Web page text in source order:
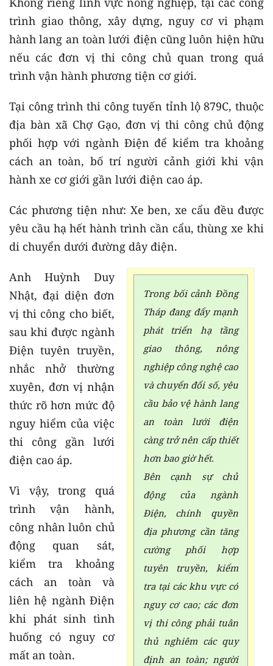
trình giao thông, xây dựng, nguy cơ vi phạm
hành lang an toàn lưới điện cũng luôn hiện hữu
nếu các đơn vị thi công chủ quan trong quá
trình vận hành phương tiện cơ giới.
Tại công trình thi công tuyến tỉnh lộ 879C, thuộc
địa bàn xã Chợ Gạo, đơn vị thi công chủ động
phối hợp với ngành Điện để kiểm tra khoảng
cách an toàn, bố trí người cảnh giới khi vận
hành xe cơ giới gần lưới điện cao áp.
Các phương tiện như: Xe ben, xe cẩu đều được
yêu cầu hạ hết hành trình cần cẩu, thùng xe khi
di chuyển dưới đường dây điện.
Trong bối cảnh Đồng
Tháp đang đẩy mạnh
phát triển hạ tầng
giao thông, nông
nghiệp công nghệ cao
và chuyển đổi số, yêu
cầu bảo vệ hành lang
an toàn lưới điện
càng trở nên cấp thiết
hơn bao giờ hết.
Bên cạnh sự chủ
động của ngành
Điện, chính quyền
địa phương cần tăng
cường phối hợp
tuyên truyền, kiểm
tra tại các khu vực có
nguy cơ cao; các đơn
vị thi công phải tuân
thủ nghiêm các quy
định an toàn; người
Anh Huỳnh Duy
Nhật, đại diện đơn
vị thi công cho biết,
sau khi được ngành
Điện tuyên truyền,
nhắc nhở thường
xuyên, đơn vị nhận
thức rõ hơn mức độ
nguy hiểm của việc
thi công gần lưới
điện cao áp.
Vì vậy, trong quá
trình vận hành,
công nhân luôn chủ
động quan sát,
kiểm tra khoảng
cách an toàn và
liên hệ ngành Điện
khi phát sinh tình
huống có nguy cơ
mất an toàn.